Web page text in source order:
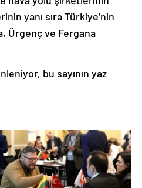
yanı sıra Türkiye’nin
Ürgenç ve Fergana
bu sayının yaz